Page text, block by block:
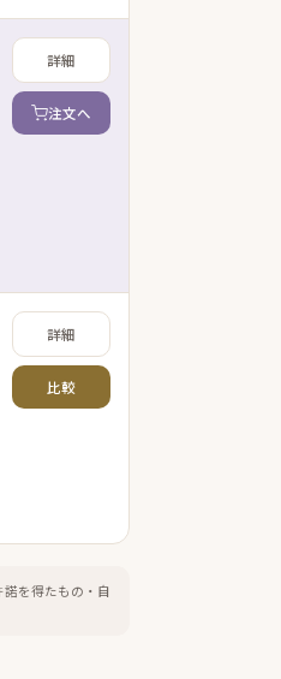
詳細
注文へ
詳細
比較
を得たもの・自